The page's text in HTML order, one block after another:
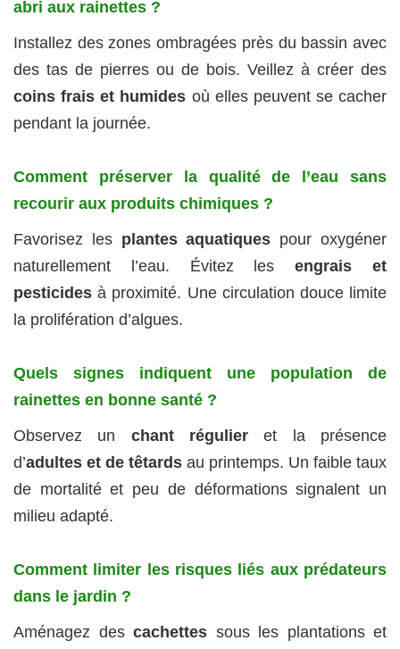
abri aux rainettes ?
Installez des zones ombragées près du bassin avec
des tas de pierres ou de bois. Veillez à créer des
coins frais et humides où elles peuvent se cacher
pendant la journée.
Comment préserver la qualité de l’eau sans
recourir aux produits chimiques ?
Favorisez les plantes aquatiques pour oxygéner
naturellement l’eau. Évitez lesengrais et
pesticides à proximité. Une circulation douce limite
la prolifération d’algues.
Quels signes indiquent une population de
rainettes en bonne santé ?
Observez un chant régulier et la présence
d’adultes et de têtards au printemps. Un faible taux
de mortalité et peu de déformations signalent un
milieu adapté.
Comment limiter les risques liés aux prédateurs
dans le jardin ?
Aménagez des cachettes sous les plantations et